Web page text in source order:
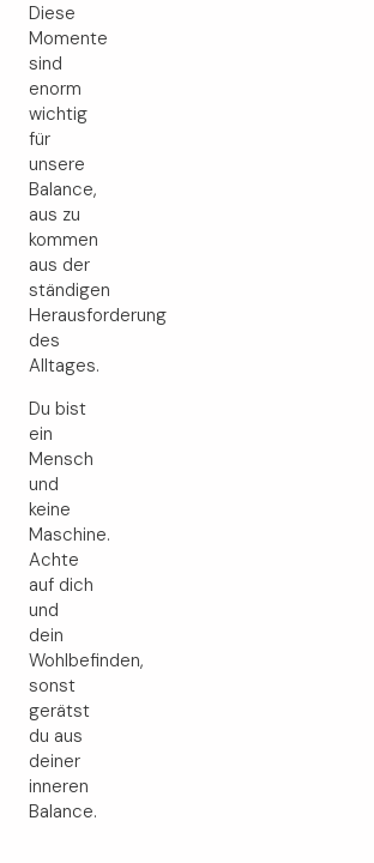
Diese
Momente
sind
enorm
wichtig
für
unsere
Balance,
aus zu
kommen
aus der
ständigen
Herausforderung
des
Alltages.
Du bist
ein
Mensch
und
keine
Maschine.
Achte
auf dich
und
dein
Wohlbefinden,
sonst
gerätst
du aus
deiner
inneren
Balance.